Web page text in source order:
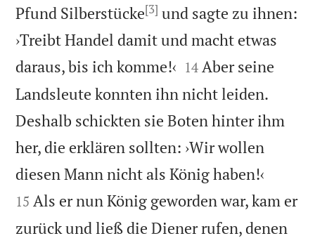
Pfund Silberstücke[3] und sagte zu ihnen:
›Treibt Handel damit und macht etwas
daraus, bis ich komme!‹ 

14 Aber seine
Landsleute konnten ihn nicht leiden.
Deshalb schickten sie Boten hinter ihm
her, die erklären sollten: ›Wir wollen
diesen Mann nicht als König haben!‹
15 Als er nun König geworden war, kam er
zurück und ließ die Diener rufen, denen